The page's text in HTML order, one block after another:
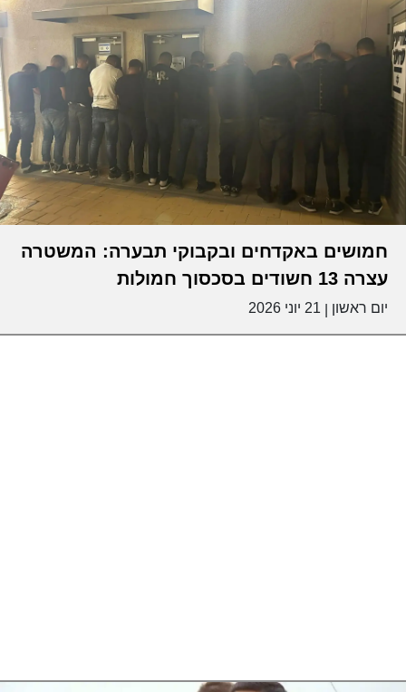
חמושים באקדחים ובקבוקי תבערה: המשטרה
עצרה 13 חשודים בסכסוך חמולות
יום ראשון 21 יוני 2026